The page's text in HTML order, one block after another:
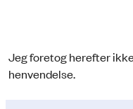
Jeg foretog herefter
henvendelse.